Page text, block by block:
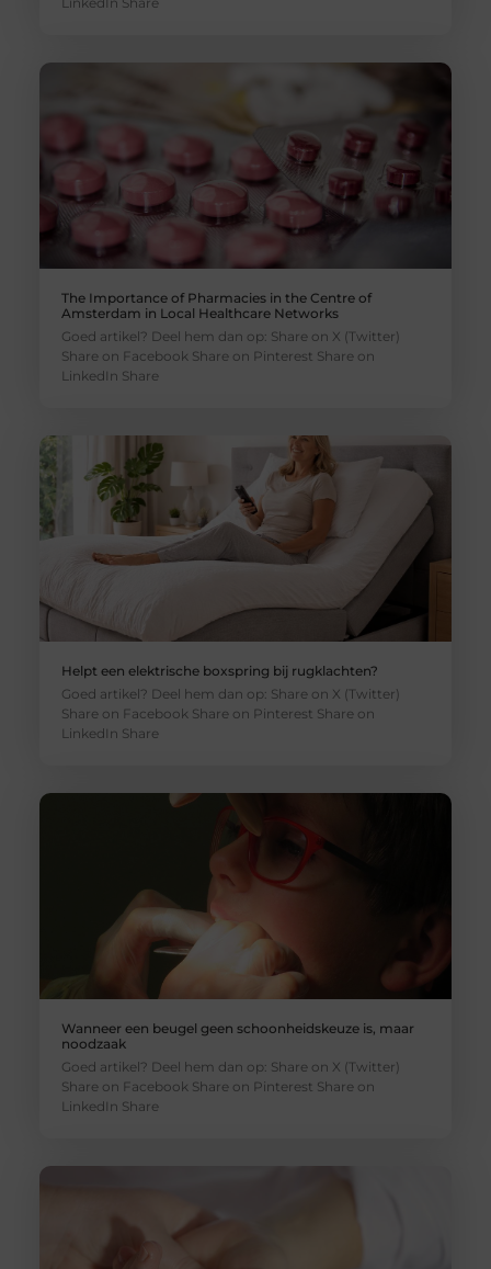
The Importance of Pharmacies in the Centre of
Amsterdam in Local Healthcare Networks
Goed artikel? Deel hem dan op: Share on X (Twitter)
Share on Facebook Share on Pinterest Share on
LinkedIn Share
Helpt een elektrische boxspring bij rugklachten?
Goed artikel? Deel hem dan op: Share on X (Twitter)
Share on Facebook Share on Pinterest Share on
LinkedIn Share
Wanneer een beugel geen schoonheidskeuze is, maar
noodzaak
Goed artikel? Deel hem dan op: Share on X (Twitter)
Share on Facebook Share on Pinterest Share on
LinkedIn Share